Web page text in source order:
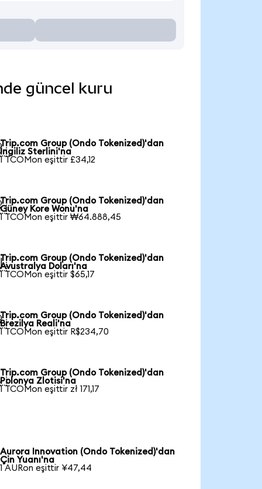
güncel kuru
Trip.com Group (Ondo Tokenized)'dan
İngiliz Sterlini'na
1 TCOMon eşittir £34,12
Trip.com Group (Ondo Tokenized)'dan
Güney Kore Wonu'na
1 TCOMon eşittir ₩64.888,45
Trip.com Group (Ondo Tokenized)'dan
Avustralya Doları'na
1 TCOMon eşittir $65,17
Trip.com Group (Ondo Tokenized)'dan
Brezilya Reali'na
1 TCOMon eşittir R$234,70
Trip.com Group (Ondo Tokenized)'dan
Polonya Zlotisi'na
1 TCOMon eşittir zł 171,17
Aurora Innovation (Ondo Tokenized)'dan
Çin Yuanı'na
1 AURon eşittir ¥47,44